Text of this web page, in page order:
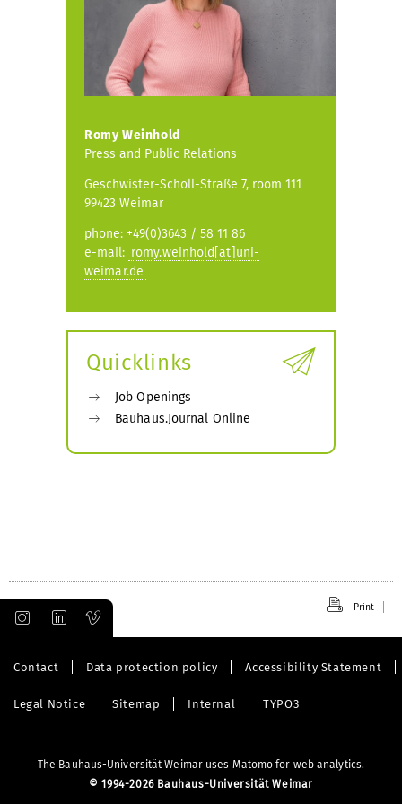
Romy Weinhold
Press and Public Relations
Geschwister-Scholl-Straße 7, room 111
99423 Weimar
phone: +49(0)3643 / 58 11 86
e-mail: romy.weinhold[at]uni-
weimar.de
Quicklinks
Job Openings
Bauhaus.Journal Online
Print
Contact Data protection policy Accessibility Statement
Legal Notice Sitemap Internal TYPO3
The Bauhaus-Universität Weimar uses Matomo for web analytics.
© 1994-2026 Bauhaus-Universität Weimar